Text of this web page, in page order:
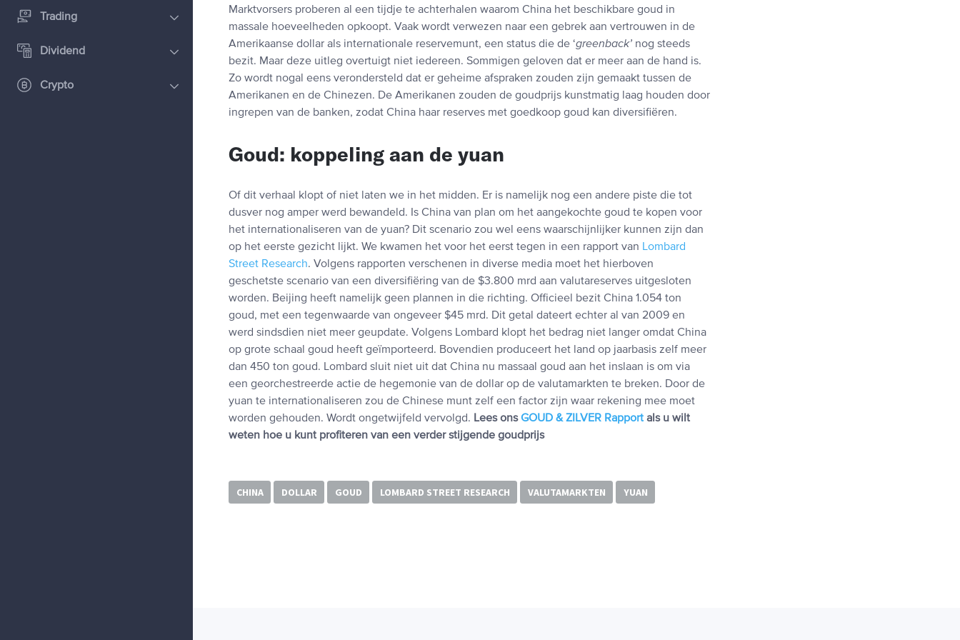
Trading
Dividend
Crypto
Marktvorsers proberen al een tijdje te achterhalen waarom China het beschikbare goud in
massale hoeveelheden opkoopt. Vaak wordt verwezen naar een gebrek aan vertrouwen in de
Amerikaanse dollar als internationale reservemunt, een status die de ‘greenback’ nog steeds
bezit. Maar deze uitleg overtuigt niet iedereen. Sommigen geloven dat er meer aan de hand is.
Zo wordt nogal eens verondersteld dat er geheime afspraken zouden zijn gemaakt tussen de
Amerikanen en de Chinezen. De Amerikanen zouden de goudprijs kunstmatig laag houden door
ingrepen van de banken, zodat China haar reserves met goedkoop goud kan diversifiëren.
Goud: koppeling aan de yuan
Of dit verhaal klopt of niet laten we in het midden. Er is namelijk nog een andere piste die tot
dusver nog amper werd bewandeld. Is China van plan om het aangekochte goud te kopen voor
het internationaliseren van de yuan? Dit scenario zou wel eens waarschijnlijker kunnen zijn dan
op het eerste gezicht lijkt. We kwamen het voor het eerst tegen in een rapport van Lombard
Street Research. Volgens rapporten verschenen in diverse media moet het hierboven
geschetste scenario van een diversifiëring van de $3.800 mrd aan valutareserves uitgesloten
worden. Beijing heeft namelijk geen plannen in die richting. Officieel bezit China 1.054 ton
goud, met een tegenwaarde van ongeveer $45 mrd. Dit getal dateert echter al van 2009 en
werd sindsdien niet meer geupdate. Volgens Lombard klopt het bedrag niet langer omdat China
op grote schaal goud heeft geïmporteerd. Bovendien produceert het land op jaarbasis zelf meer
dan 450 ton goud. Lombard sluit niet uit dat China nu massaal goud aan het inslaan is om via
een georchestreerde actie de hegemonie van de dollar op de valutamarkten te breken. Door de
yuan te internationaliseren zou de Chinese munt zelf een factor zijn waar rekening mee moet
worden gehouden. Wordt ongetwijfeld vervolgd. Lees onsGOUD & ZILVER Rapport als u wilt
weten hoe u kunt profiteren van een verder stijgende goudprijs
CHINA DOLLAR GOUD LOMBARD STREET RESEARCH VALUTAMARKTEN YUAN